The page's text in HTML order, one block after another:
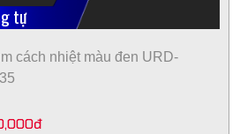
tự
cách nhiệt màu đen URD-